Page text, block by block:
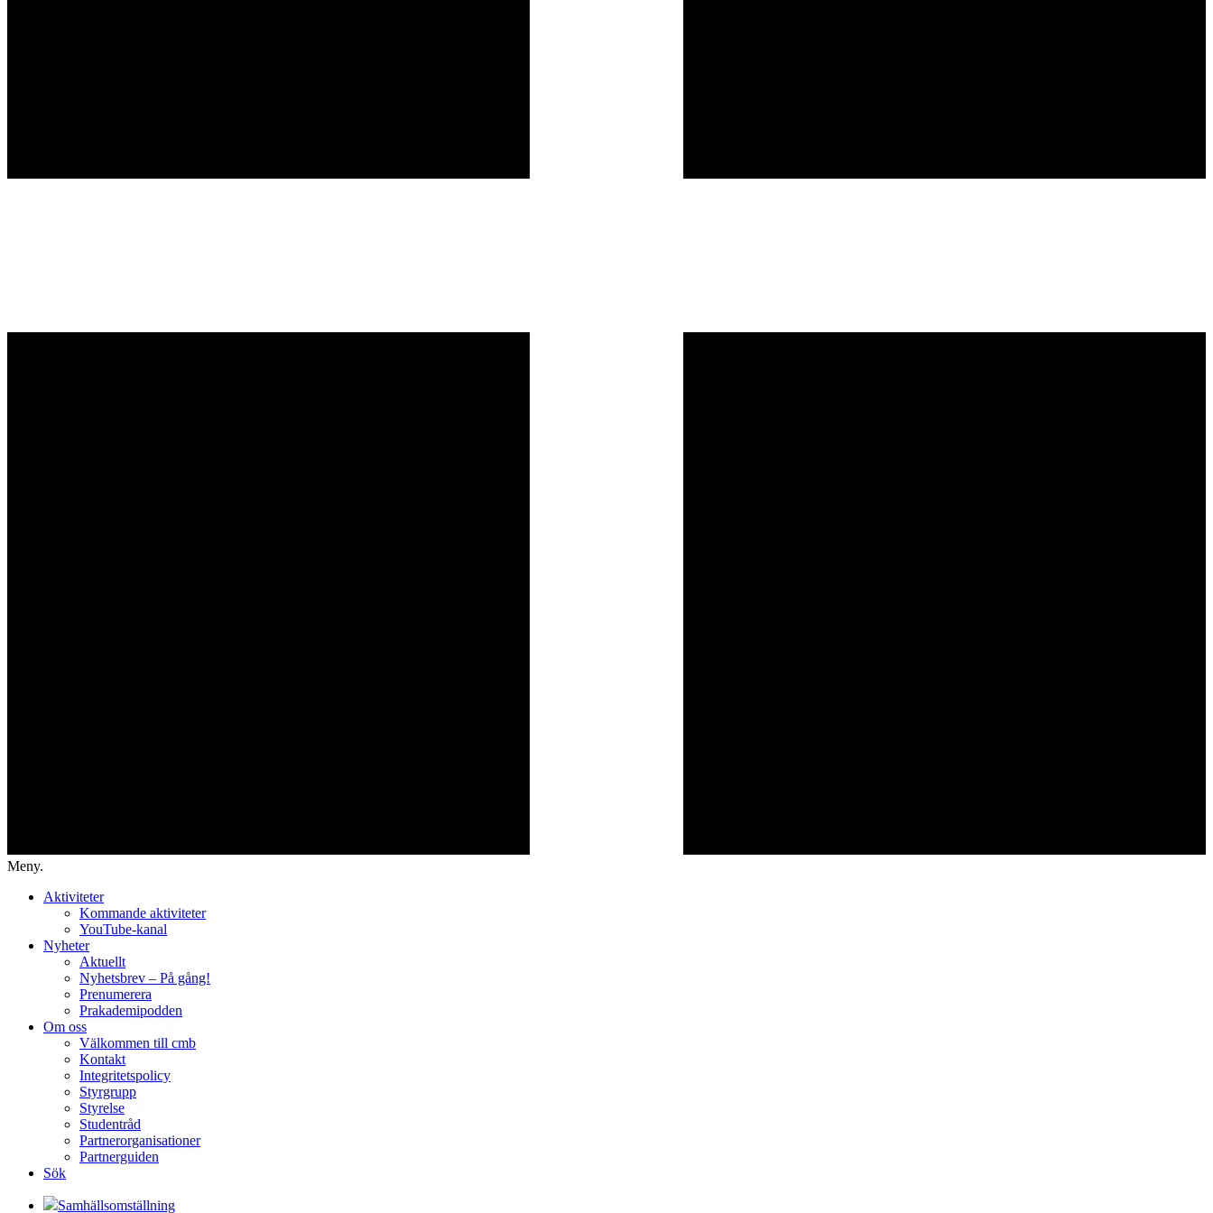
Meny.
Aktiviteter
Kommande aktiviteter
YouTube-kanal
Nyheter
Aktuellt
Nyhetsbrev – På gång!
Prenumerera
Prakademipodden
Om oss
Välkommen till cmb
Kontakt
Integritetspolicy
Styrgrupp
Styrelse
Studentråd
Partnerorganisationer
Partnerguiden
Sök
Samhällsomställning